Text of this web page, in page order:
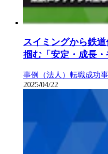
スイミングから鉄
掴む「安定・成長・
事例（法人） 転職成功
2025/04/22